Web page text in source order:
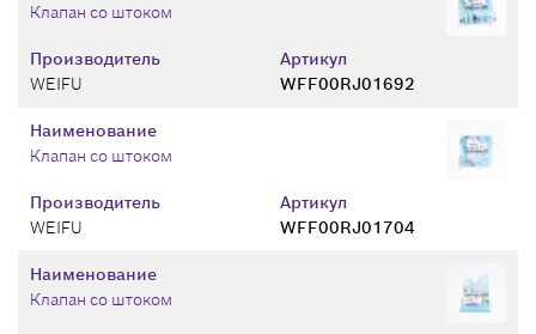
Производитель
WEIFU
Артикул
WFF00RJ01692
Клапан со штоком
Производитель
WEIFU
Артикул
WFF00RJ01704
Наименование
Клапан со штоком
Наименование
Клапан со штоком